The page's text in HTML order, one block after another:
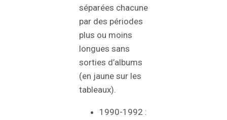
séparées chacune
par des périodes
plus ou moins
longues sans
sorties d’albums
(en jaune sur les
tableaux).
1990-1992 :